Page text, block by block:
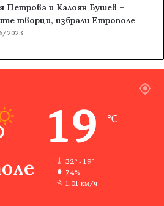
Петрова и Калоян Бушев –
творци, избрали Етрополе
2023
19 ℃
32º - 19º
74%
1.01 км/ч